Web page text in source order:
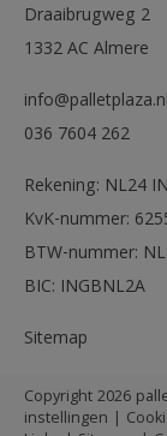
Draaibrugweg 2
1332 AC Almere
info@palletplaza.nl
036 7604 262
Rekening: NL24
KvK-nummer:
BTW-nummer:
BIC: INGBNL2A
Sitemap
Copyright 2026
instellingen |